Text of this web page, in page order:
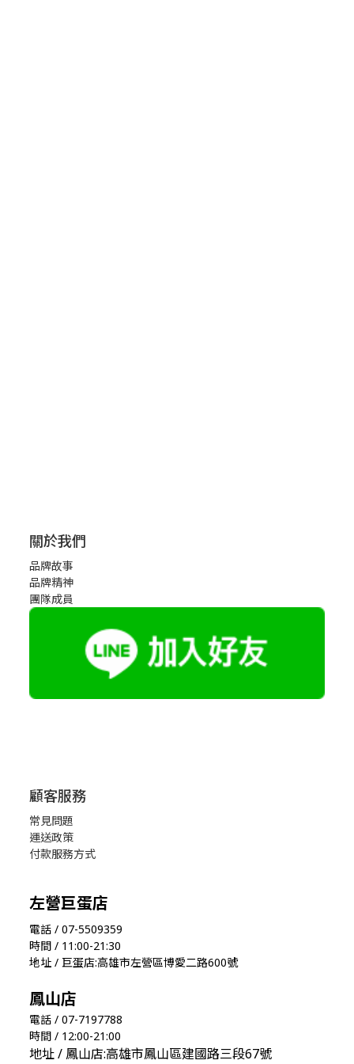
關於我們
品牌故事
品牌精神
團隊成員
顧客服務
常見問題
運送政策
付款服務方式
左營巨蛋店
電話 / 07-5509359
時間 / 11:00-21:30
地址 / 巨蛋店:高雄市左營區博愛二路600號
鳳山店
電話 / 07-7197788
時間 / 12:00-21:00
地址 / 鳳山店:高雄市鳳山區建國路三段67號